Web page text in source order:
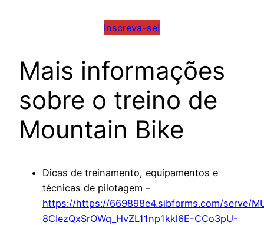
Inscreva-se!
Mais informações
sobre o treino de
Mountain Bike
Dicas de treinamento, equipamentos e
técnicas de pilotagem –
https://https://669898e4.sibforms.com/serve/
8CIezQxSrOWq_HvZL11np1kkl6E-CCo3pU-